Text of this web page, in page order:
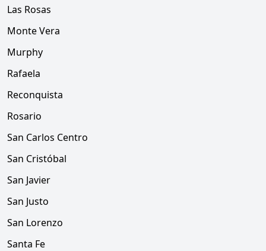
Las Rosas
Monte Vera
Murphy
Rafaela
Reconquista
Rosario
San Carlos Centro
San Cristóbal
San Javier
San Justo
San Lorenzo
Santa Fe